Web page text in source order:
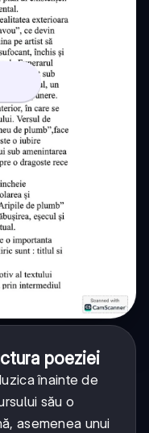
poeziei
înainte de
său o
asemenea unui